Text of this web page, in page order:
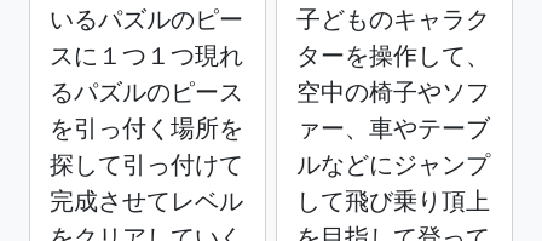
いるパズルのピー
スに１つ１つ現れ
るパズルのピース
を引っ付く場所を
探して引っ付けて
完成させてレベル
子どものキャラク
ターを操作して、
空中の椅子やソフ
ァー、車やテーブ
ルなどにジャンプ
して飛び乗り頂上